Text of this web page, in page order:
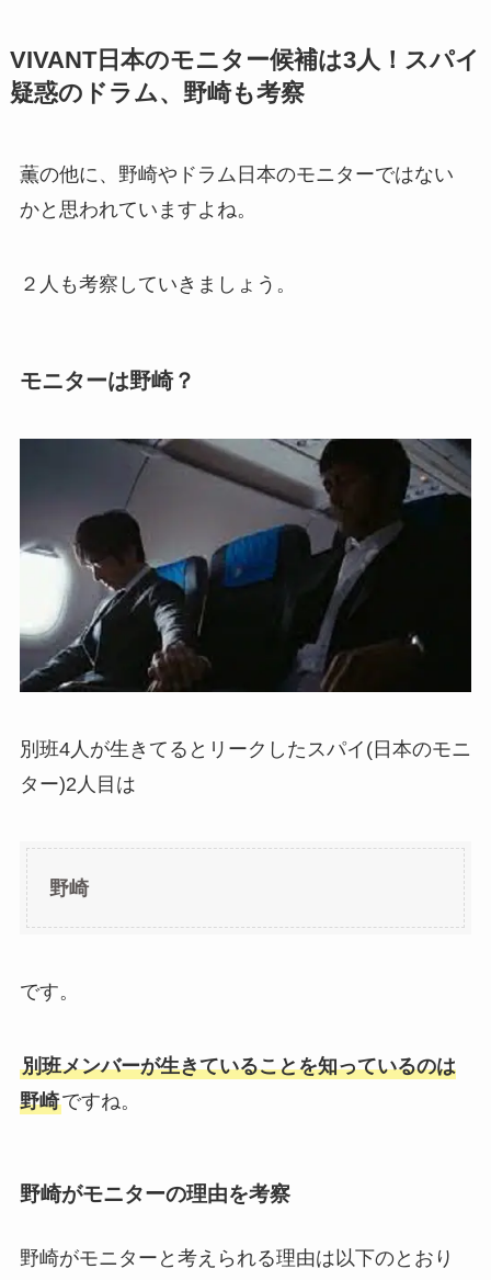
VIVANT日本のモニター候補は3人！スパイ
疑惑のドラム、野崎も考察
薫の他に、野崎やドラム日本のモニターではない
かと思われていますよね。
２人も考察していきましょう。
モニターは野崎？
別班4人が生きてるとリークしたスパイ(日本のモニ
ター)2人目は
野崎
です。
別班メンバーが生きていることを知っているのは
野崎ですね。
野崎がモニターの理由を考察
野崎がモニターと考えられる理由は以下のとおり